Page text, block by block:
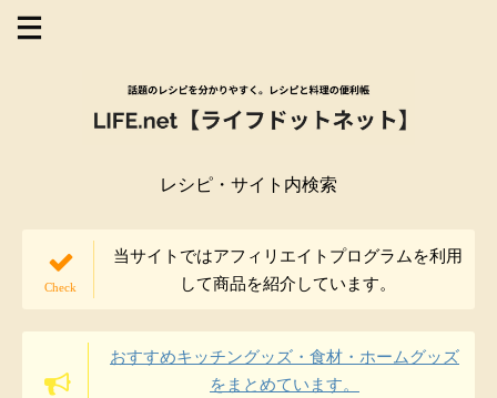
レシピ・サイト内検索
当サイトではアフィリエイトプログラムを利用
して商品を紹介しています。
おすすめキッチングッズ・食材・ホームグッズ
をまとめています。